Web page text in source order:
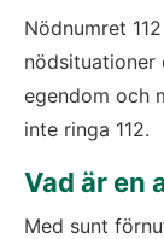
​Nödnumret
egendom och
inte ringa 112.
Vad är en
​Med sunt